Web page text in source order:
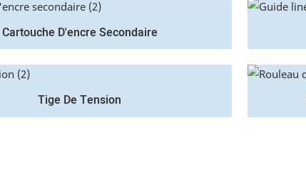
Cartouche D'encre Secondaire
Tige De Tension